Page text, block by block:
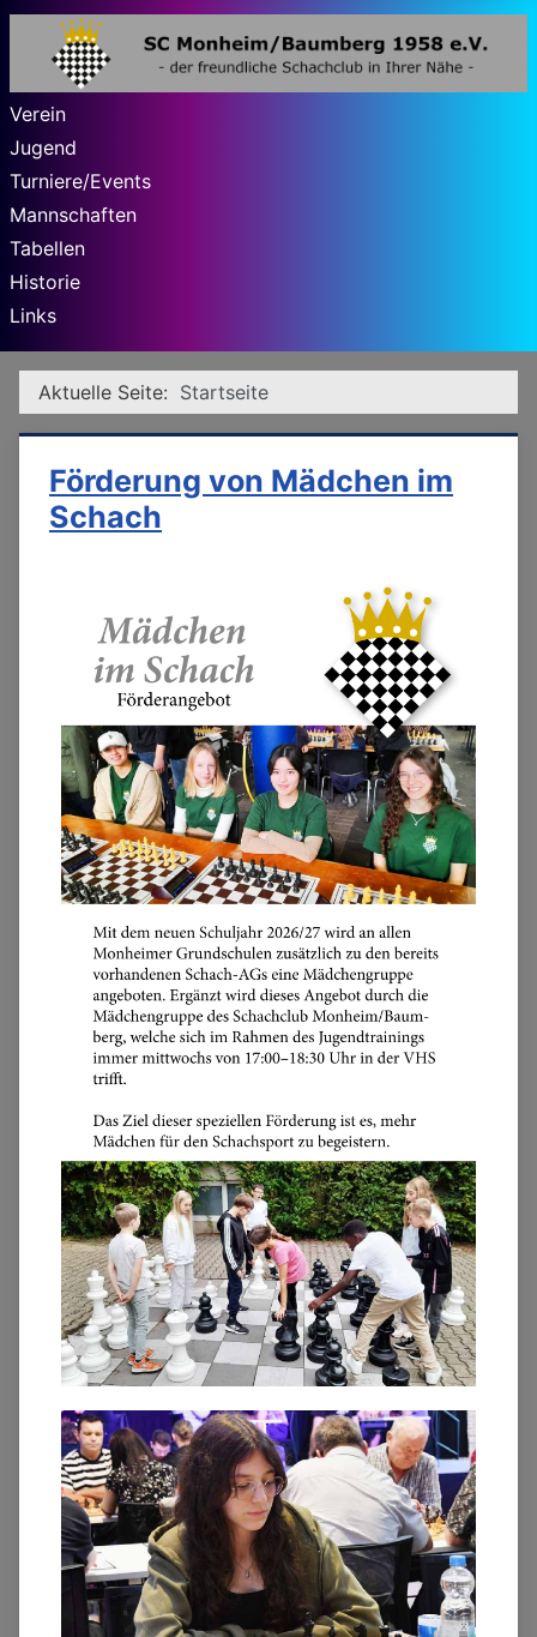
Verein
Jugend
Turniere/Events
Mannschaften
Tabellen
Historie
Links
Aktuelle Seite: Startseite
Förderung von Mädchen im
Schach